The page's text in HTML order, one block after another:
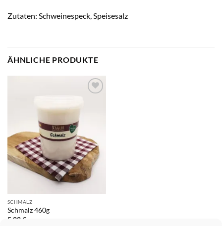
Zutaten: Schweinespeck, Speisesalz
ÄHNLICHE PRODUKTE
SCHMALZ
Schmalz 460g
5,08 €